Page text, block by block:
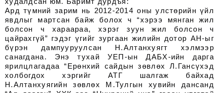
Ард түмний зарим нь 2012-2014 оны улстөрийн үйл
явдлыг мартсан байж болох ч “хэрээ мянган жил
болсон ч хараараа, хэрэг зуун жил болсон ч
цайрахгүй” гэдэг үгийг зургаан жилийн дотор АН-ыг
бүрэн дампууруулсан Н.Алтанхуягт хэлмээр
санагдана. Энэ тухай УЕП-ын ДАБХ-ийн дарга
ярилцлагадаа “Ерөнхий сайдын зөвлөх Л.Гансүхэд
холбогдох хэргийг АТГ шалгаж байхад
Н.Алтанхуягийн зөвлөх М.Тулгын хувийн дансанд